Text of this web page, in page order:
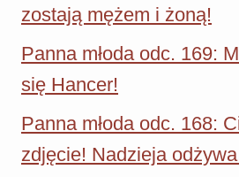
zostają mężem i żoną!
Panna młoda odc. 169:
się Hancer!
Panna młoda odc. 168:
zdjęcie! Nadzieja